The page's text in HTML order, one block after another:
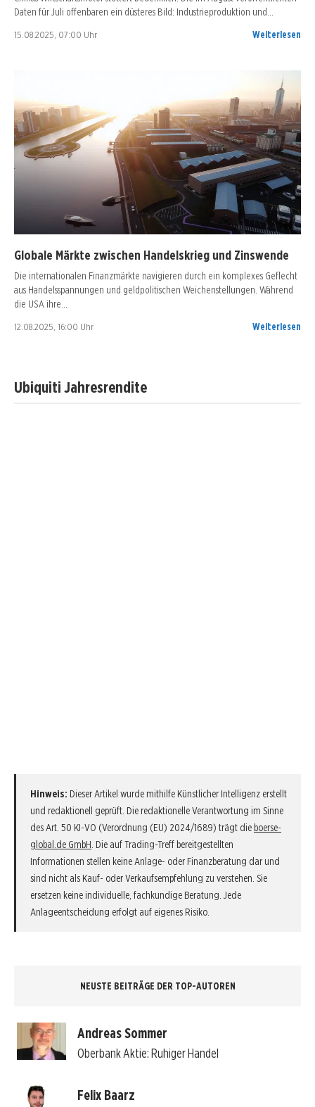
Daten für Juli offenbaren ein düsteres Bild: Industrieproduktion und…
15.08.2025, 07:00 Uhr Weiterlesen
Globale Märkte zwischen Handelskrieg und Zinswende
Die internationalen Finanzmärkte navigieren durch ein komplexes Geflecht
aus Handelsspannungen und geldpolitischen Weichenstellungen. Während
die USA ihre…
12.08.2025, 16:00 Uhr Weiterlesen
Ubiquiti Jahresrendite
Hinweis: Dieser Artikel wurde mithilfe Künstlicher Intelligenz erstellt
und redaktionell geprüft. Die redaktionelle Verantwortung im Sinne
des Art. 50 KI-VO (Verordnung (EU) 2024/1689) trägt die boerse-
global.de GmbH . Die auf Trading-Treff bereitgestellten
Informationen stellen keine Anlage- oder Finanzberatung dar und
sind nicht als Kauf- oder Verkaufsempfehlung zu verstehen. Sie
ersetzen keine individuelle, fachkundige Beratung. Jede
Anlageentscheidung erfolgt auf eigenes Risiko.
NEUSTE BEITRÄGE DER TOP-AUTOREN
Andreas Sommer
Oberbank Aktie: Ruhiger Handel
Felix Baarz